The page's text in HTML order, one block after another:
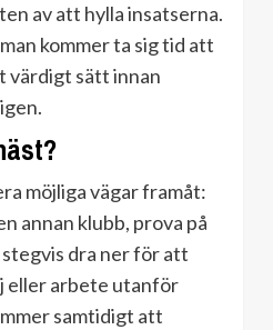
av att hylla insatserna.
kommer ta sig tid att
värdigt sätt innan
möjliga vägar framåt:
annan klubb, prova på
dra ner för att
eller arbete utanför
samtidigt att